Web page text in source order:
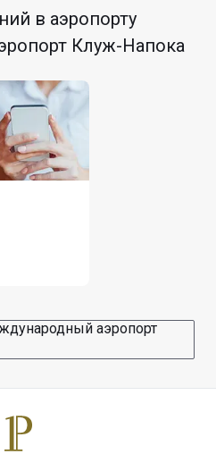
4 часа
в аэропорту
Клуж-Напока
аэропорт